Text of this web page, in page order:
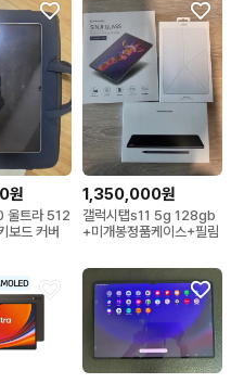
원
울트라 512
보드 커버
1,350,000원
갤럭시탭s11 5g 128gb
+미개봉정품케이스+필림